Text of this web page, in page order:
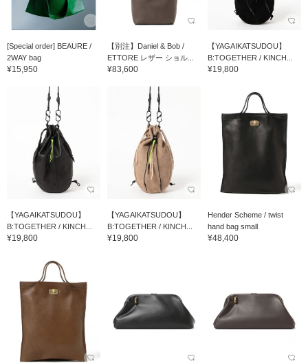
[Special order] BEAURE /
2WAY bag
¥15,950
【別注】Daniel & Bob /
ETTORE レザー ショル...
¥83,600
【YAGAIKATSUDOU】
B:TOGETHER / KINCH...
¥19,800
【YAGAIKATSUDOU】
B:TOGETHER / KINCH...
¥19,800
【YAGAIKATSUDOU】
B:TOGETHER / KINCH...
¥19,800
Hender Scheme / twist
hand bag small
¥48,400